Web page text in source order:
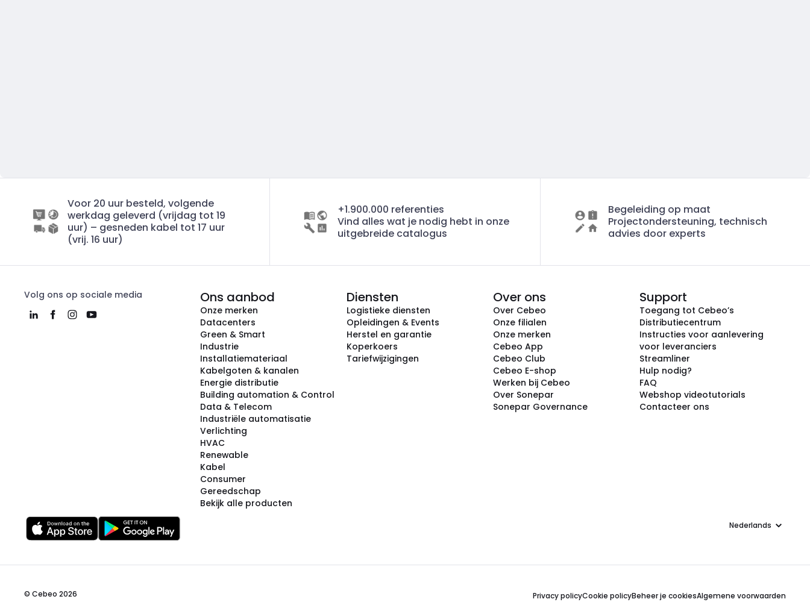
Voor 20 uur besteld, volgende
werkdag geleverd (vrijdag tot 19
uur) – gesneden kabel tot 17 uur
(vrij. 16 uur)
+1.900.000 referenties
Vind alles wat je nodig hebt in onze
uitgebreide catalogus
Begeleiding op maat
Projectondersteuning, technisch
advies door experts
Volg ons op sociale media Ons aanbod
Onze merken
Datacenters
Green & Smart
Industrie
Installatiemateriaal
Kabelgoten & kanalen
Energie distributie
Building automation & Control
Data & Telecom
Industriële automatisatie
Verlichting
HVAC
Renewable
Kabel
Consumer
Gereedschap
Bekijk alle producten
Diensten
Logistieke diensten
Opleidingen & Events
Herstel en garantie
Koperkoers
Tariefwijzigingen
Over ons
Over Cebeo
Onze filialen
Onze merken
Cebeo App
Cebeo Club
Cebeo E-shop
Werken bij Cebeo
Over Sonepar
Sonepar Governance
Support
Toegang tot Cebeo’s
Distributiecentrum
Instructies voor aanlevering
voor leveranciers
Streamliner
Hulp nodig?
FAQ
Webshop videotutorials
Contacteer ons
Taal
© Cebeo 2026 Privacy policyCookie policyBeheer je cookiesAlgemene voorwaarden